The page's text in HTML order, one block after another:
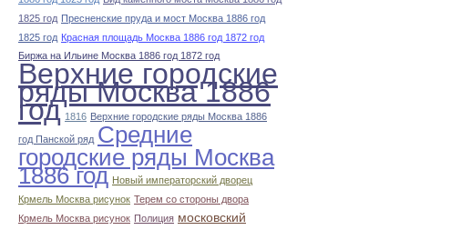
1825 год Пресненские пруда и мост Москва 1886 год
1825 год Красная площадь Москва 1886 год 1872 год
Биржа на Ильине Москва 1886 год 1872 год
Верхние городские
ряды Москва 1886
год 1816 Верхние городские ряды Москва 1886
год Панской ряд Средние
городские ряды Москва
1886 год Новый императорский дворец
Крмель Москва рисунок Терем со стороны двора
Крмель Москва рисунок Полиция московский